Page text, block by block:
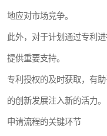
地应对市场竞争。
此外，对于计划通过专利
提供重要支持。
专利授权的及时获取，有
的创新发展注入新的活力。
申请流程的关键环节